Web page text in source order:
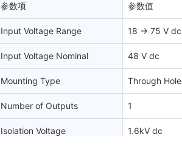
参数项 参数值
Input Voltage Range 18 → 75 V dc
Input Voltage Nominal 48 V dc
Mounting Type Through Hole
Number of Outputs 1
Isolation Voltage 1.6kV dc